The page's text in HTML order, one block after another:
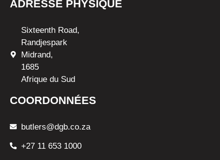
ADRESSE PHYSIQUE
Sixteenth Road,
Randjespark
Midrand,
1685
Afrique du Sud
COORDONNÉES
butlers@dgb.co.za
+27 11 653 1000